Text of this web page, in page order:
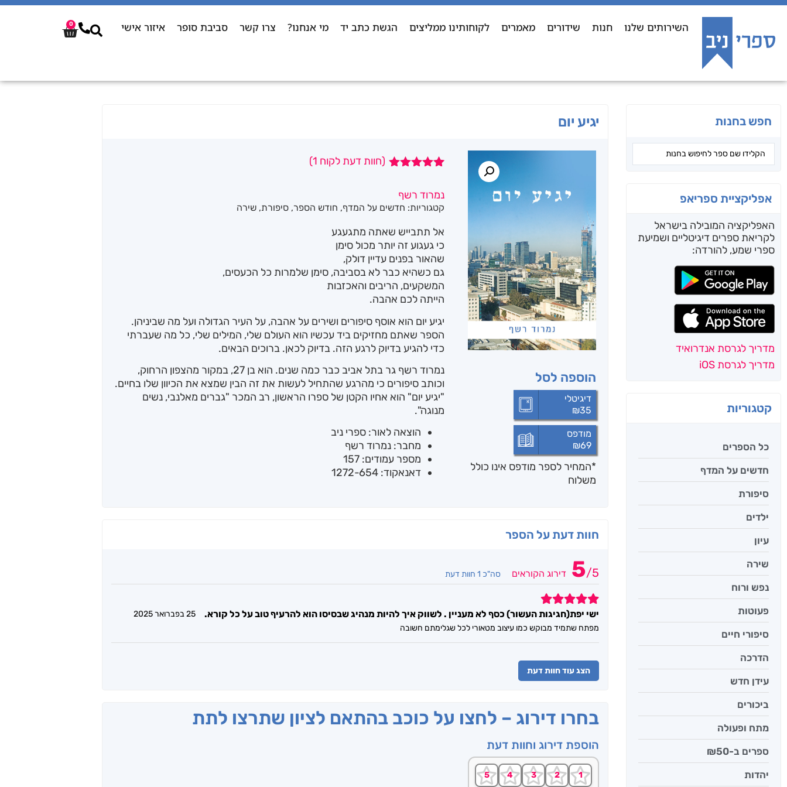
השירותים שלנו חנות שידורים מאמרים לקוחותינו ממליצים הגשת כתב יד מי אנחנו? צרו קשר סביבת סופר איזור אישי 0
חפש בחנות
אפליקציית ספריאפ
האפליקציה המובילה בישראל
לקריאת ספרים דיגיטליים ושמיעת
ספרי שמע, להורדה:
מדריך לגרסת אנדרואיד
מדריך לגרסת iOS
קטגוריות
כל הספרים
חדשים על המדף
סיפורת
ילדים
עיון
שירה
נפש ורוח
פעוטות
סיפורי חיים
הדרכה
עידן חדש
ביכורים
מתח ופעולה
ספרים ב-₪50
יהדות
יגיע יום
הוספה לסל
דיגיטלי
₪35
מודפס
₪69
*המחיר לספר מודפס אינו כולל
משלוח
מבוסס על
דירוגים של
(חוות דעת לקוח 1
)
נמרוד רשף
קטגוריות: חדשים על המדף, חודש הספר, סיפורת, שירה
אל תתבייש שאתה מתגעגע
כי געגוע זה יותר מכול סימן
שהאור בפנים עדיין דולק,
גם כשהיא כבר לא בסביבה, סימן שלמרות כל הכעסים,
המשקעים, הריבים והאכזבות
הייתה לכם אהבה.
יגיע יום הוא אוסף סיפורים ושירים על אהבה, על העיר הגדולה ועל מה שביניהן.
הספר שאתם מחזיקים ביד עכשיו הוא העולם שלי, המילים שלי, כל מה שעברתי
כדי להגיע בדיוק לרגע הזה. בדיוק לכאן. ברוכים הבאים.
נמרוד רשף גר בתל אביב כבר כמה שנים. הוא בן 27, במקור מהצפון הרחוק,
וכותב סיפורים כי מהרגע שהתחיל לעשות את זה הבין שמצא את הכיוון שלו בחיים.
"יגיע יום" הוא אחיו הקטן של ספרו הראשון, רב המכר "גברים מאלנבי, נשים
מנוגה".
הוצאה לאור: ספרי ניב
מחבר: נמרוד רשף
מספר עמודים: 157
דאנאקוד: 1272-654
חוות דעת על הספר
5/5 דירוג הקוראים סה"כ 1 חוות דעת
5
ישי יפת(חגיגות העשור) כסף לא מעניין . לשווק איך להיות מנהיג שבסיסו הוא להרעיף טוב על כל קורא.
25 בפברואר 2025
מפתח שתמיד מבוקש כמו עיצוב מטאורי לכל שגלימתם חשובה
הצג עוד חוות דעת
בחרו דירוג – לחצו על כוכב בהתאם לציון שתרצו לתת
הוספת דירוג וחוות דעת